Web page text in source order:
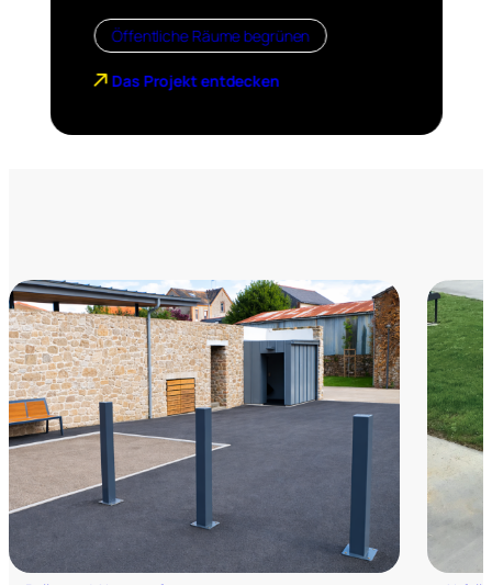
Öffentliche Räume begrünen
Das Projekt entdecken